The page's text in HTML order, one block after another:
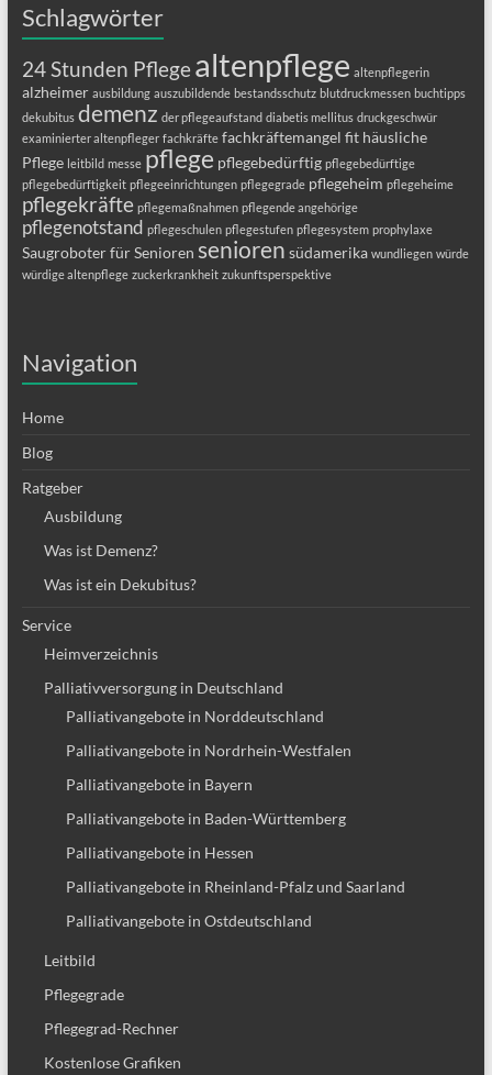
Schlagwörter
24 Stunden Pflegealtenpflege altenpflegerin
alzheimer ausbildung auszubildende bestandsschutz blutdruckmessen buchtipps
dekubitus demenz der pflegeaufstand diabetis mellitus druckgeschwür
examinierter altenpfleger fachkräfte fachkräftemangel fit häusliche
Pflege leitbild messe pflege pflegebedürftig pflegebedürftige
pflegebedürftigkeit pflegeeinrichtungen pflegegrade pflegeheim pflegeheime
pflegekräfte pflegemaßnahmen pflegende angehörige
pflegenotstand pflegeschulen pflegestufen pflegesystem prophylaxe
Saugroboter für Senioren senioren südamerika wundliegen würde
würdige altenpflege zuckerkrankheit zukunftsperspektive
Navigation
Home
Blog
Ratgeber
Ausbildung
Was ist Demenz?
Was ist ein Dekubitus?
Service
Heimverzeichnis
Palliativversorgung in Deutschland
Palliativangebote in Norddeutschland
Palliativangebote in Nordrhein-Westfalen
Palliativangebote in Bayern
Palliativangebote in Baden-Württemberg
Palliativangebote in Hessen
Palliativangebote in Rheinland-Pfalz und Saarland
Palliativangebote in Ostdeutschland
Leitbild
Pflegegrade
Pflegegrad-Rechner
Kostenlose Grafiken